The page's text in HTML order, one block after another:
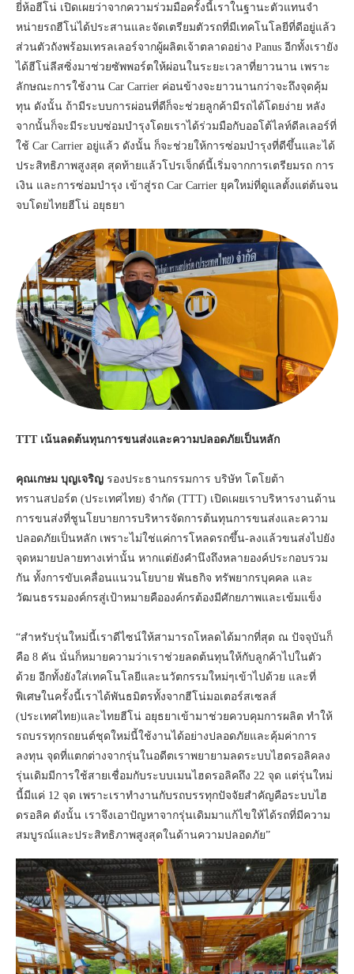
ยี่ห้อฮีโน่ เปิดเผยว่าจากความร่วมมือครั้งนี้เราในฐานะตัวแทนจำ
หน่ายรถฮีโน่ได้ประสานและจัดเตรียมตัวรถที่มีเทคโนโลยีที่ดีอยู่แล้ว
ส่วนตัวถังพร้อมเทรลเลอร์จากผู้ผลิตเจ้าตลาดอย่าง Panus อีกทั้งเรายัง
ได้ฮีโน่ลีสซิ่งมาช่วยซัพพอร์ตให้ผ่อนในระยะเวลาที่ยาวนาน เพราะ
ลักษณะการใช้งาน Car Carrier ค่อนข้างจะยาวนานกว่าจะถึงจุดคุ้ม
ทุน ดังนั้น ถ้ามีระบบการผ่อนที่ดีก็จะช่วยลูกค้ามีรถได้โดยง่าย หลัง
จากนั้นก็จะมีระบบซ่อมบำรุงโดยเราได้ร่วมมือกับออโต้ไลท์ดีลเลอร์ที่
ใช้ Car Carrier อยู่แล้ว ดังนั้น ก็จะช่วยให้การซ่อมบำรุงที่ดีขึ้นและได้
ประสิทธิภาพสูงสุด สุดท้ายแล้วโปรเจ็กต์นี้เริ่มจากการเตรียมรถ การ
เงิน และการซ่อมบำรุง เข้าสู่รถ Car Carrier ยุคใหม่ที่ดูแลตั้งแต่ต้นจน
จบโดยไทยฮีโน่ อยุธยา
TTT เน้นลดต้นทุนการขนส่งและความปลอดภัยเป็นหลัก
คุณเกษม บุญเจริญ รองประธานกรรมการ บริษัท โตโยต้า
ทรานสปอร์ต (ประเทศไทย) จำกัด (TTT) เปิดเผยเราบริหารงานด้าน
การขนส่งที่ชูนโยบายการบริหารจัดการต้นทุนการขนส่งและความ
ปลอดภัยเป็นหลัก เพราะไม่ใช่แค่การโหลดรถขึ้น-ลงแล้วขนส่งไปยัง
จุดหมายปลายทางเท่านั้น หากแต่ยังคำนึงถึงหลายองค์ประกอบรวม
กัน ทั้งการขับเคลื่อนแนวนโยบาย พันธกิจ ทรัพยากรบุคคล และ
วัฒนธรรมองค์กรสู่เป้าหมายคือองค์กรต้องมีศักยภาพและเข้มแข็ง
“สำหรับรุ่นใหม่นี้เราดีไซน์ให้สามารถโหลดได้มากที่สุด ณ ปัจจุบันก็
คือ 8 คัน นั่นก็หมายความว่าเราช่วยลดต้นทุนให้กับลูกค้าไปในตัว
ด้วย อีกทั้งยังใส่เทคโนโลยีและนวัตกรรมใหม่ๆเข้าไปด้วย และที่
พิเศษในครั้งนี้เราได้พันธมิตรทั้งจากฮีโน่มอเตอร์สเซลส์
(ประเทศไทย)และไทยฮีโน่ อยุธยาเข้ามาช่วยควบคุมการผลิต ทำให้
รถบรรทุกรถยนต์ชุดใหม่นี้ใช้งานได้อย่างปลอดภัยและคุ้มค่าการ
ลงทุน จุดที่แตกต่างจากรุ่นในอดีตเราพยายามลดระบบไฮดรอลิคลง
รุ่นเดิมมีการใช้สายเชื่อมกับระบบเมนไฮดรอลิคถึง 22 จุด แต่รุ่นใหม่
นี้มีแค่ 12 จุด เพราะเราทำงานกับรถบรรทุกปัจจัยสำคัญคือระบบไฮ
ดรอลิค ดังนั้น เราจึงเอาปัญหาจากรุ่นเดิมมาแก้ไขให้ได้รถที่มีความ
สมบูรณ์และประสิทธิภาพสูงสุดในด้านความปลอดภัย”